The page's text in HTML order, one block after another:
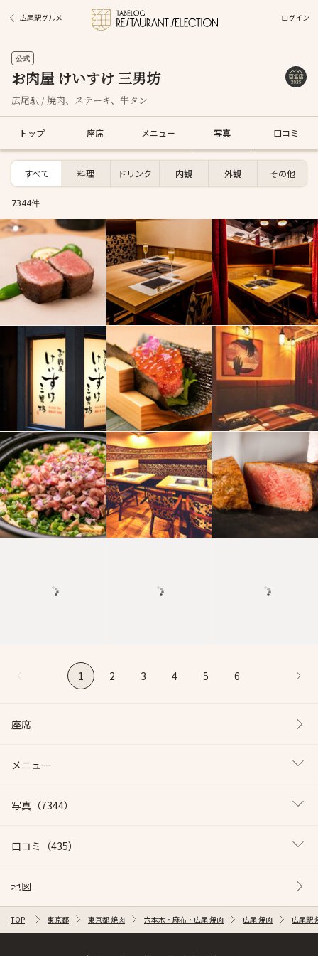
広尾駅グルメ ログイン
公式
お肉屋 けいすけ 三男坊
広尾駅 / 焼肉、ステーキ、牛タン
トップ 座席 メニュー 写真 口コミ
すべて 料理 ドリンク 内観 外観 その他
7344件
1 2 3 4 5 6
座席
メニュー
写真 （7344）
口コミ （435）
地図
TOP 東京都 東京都 焼肉 六本木・麻布・広尾 焼肉 広尾 焼肉 広尾駅